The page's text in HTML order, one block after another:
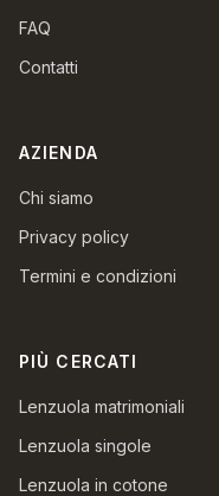
FAQ
Contatti
AZIENDA
Chi siamo
Privacy policy
Termini e condizioni
PIÙ CERCATI
Lenzuola matrimoniali
Lenzuola singole
Lenzuola in cotone